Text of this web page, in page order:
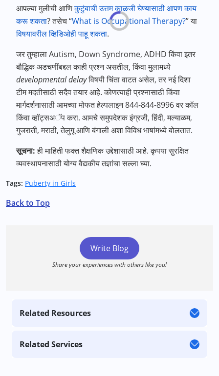
आपल्या मुलीची आणिकुटुंबाची उत्तम काळजी घेण्यासाठी आपण काय
करू शकता? तसेच “What is Occupational Therapy?” या
विषयावरील व्हिडिओही पाहू शकता.
जर तुम्हाला Autism, Down Syndrome, ADHD किंवा इतर
बौद्धिक अडचणींबद्दल काही प्रश्न असतील, किंवा मुलामध्ये
developmental delayविषयी चिंता वाटत असेल, तर नई दिशा
टीम मदतीसाठी सदैव तयार आहे. कोणत्याही प्रश्नासाठी किंवा
मार्गदर्शनासाठी आमच्या मोफत हेल्पलाइन 844-844-8996 वर कॉल
किंवा व्हॉट्सअॅप करा. आमचे समुपदेशक इंग्रजी, हिंदी, मल्याळम,
गुजराती, मराठी, तेलुगू आणि बंगाली अशा विविध भाषांमध्ये बोलतात.
सूचना:ही माहिती फक्त शैक्षणिक उद्देशासाठी आहे. कृपया सुरक्षित
व्यवस्थापनासाठी योग्य वैद्यकीय तज्ञांचा सल्ला घ्या.
Tags: Puberty in Girls
Back to Top
Write Blog
Share your experiences with others like you!
Related Resources
Related Services